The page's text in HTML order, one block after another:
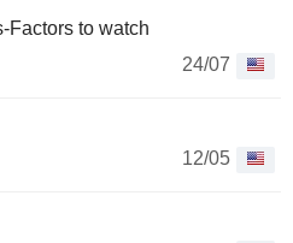
Factors to watch
24/07
12/05